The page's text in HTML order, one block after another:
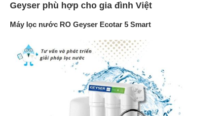
Geyser phù hợp cho gia đình Việt
Máy lọc nước RO Geyser Ecotar 5 Smart